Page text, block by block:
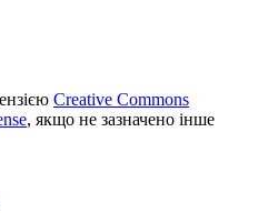
Creative Commons
, якщо не зазначено інше